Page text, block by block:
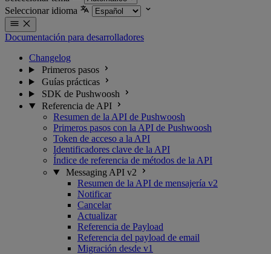
Seleccionar idioma
Documentación para desarrolladores
Changelog
Primeros pasos
Guías prácticas
SDK de Pushwoosh
Referencia de API
Resumen de la API de Pushwoosh
Primeros pasos con la API de Pushwoosh
Token de acceso a la API
Identificadores clave de la API
Índice de referencia de métodos de la API
Messaging API v2
Resumen de la API de mensajería v2
Notificar
Cancelar
Actualizar
Referencia de Payload
Referencia del payload de email
Migración desde v1